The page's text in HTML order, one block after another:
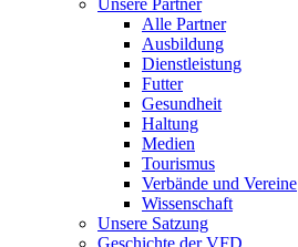
Unsere Partner
Alle Partner
Ausbildung
Dienstleistung
Futter
Gesundheit
Haltung
Medien
Tourismus
Verbände und Vereine
Wissenschaft
Unsere Satzung
Geschichte der VFD